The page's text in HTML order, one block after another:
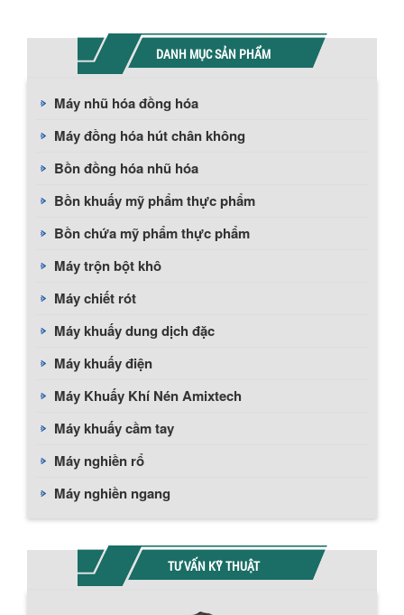
DANH MỤC SẢN PHẨM
Máy nhũ hóa đồng hóa
Máy đồng hóa hút chân không
Bồn đồng hóa nhũ hóa
Bồn khuấy mỹ phẩm thực phẩm
Bồn chứa mỹ phẩm thực phẩm
Máy trộn bột khô
Máy chiết rót
Máy khuấy dung dịch đặc
Máy khuấy điện
Máy Khuấy Khí Nén Amixtech
Máy khuấy cầm tay
Máy nghiền rổ
Máy nghiền ngang
TƯ VẤN KỸ THUẬT